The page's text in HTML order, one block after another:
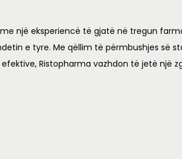
një eksperiencë të gjatë në tregun
e tyre. Me qëllim të përmbushjes
Ristopharma vazhdon të jetë një